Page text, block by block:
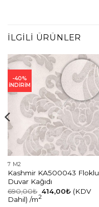
İLGILI ÜRÜNLER
-40%
İNDİRİM
7 M2
Kashmir KA500043 Floklu
Duvar Kağıdı
690,00₺ Orijinal
fiyat:
414,00₺Şu
andaki
(KDV
Dahil) /m2